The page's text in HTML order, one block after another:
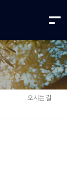
오시는 길